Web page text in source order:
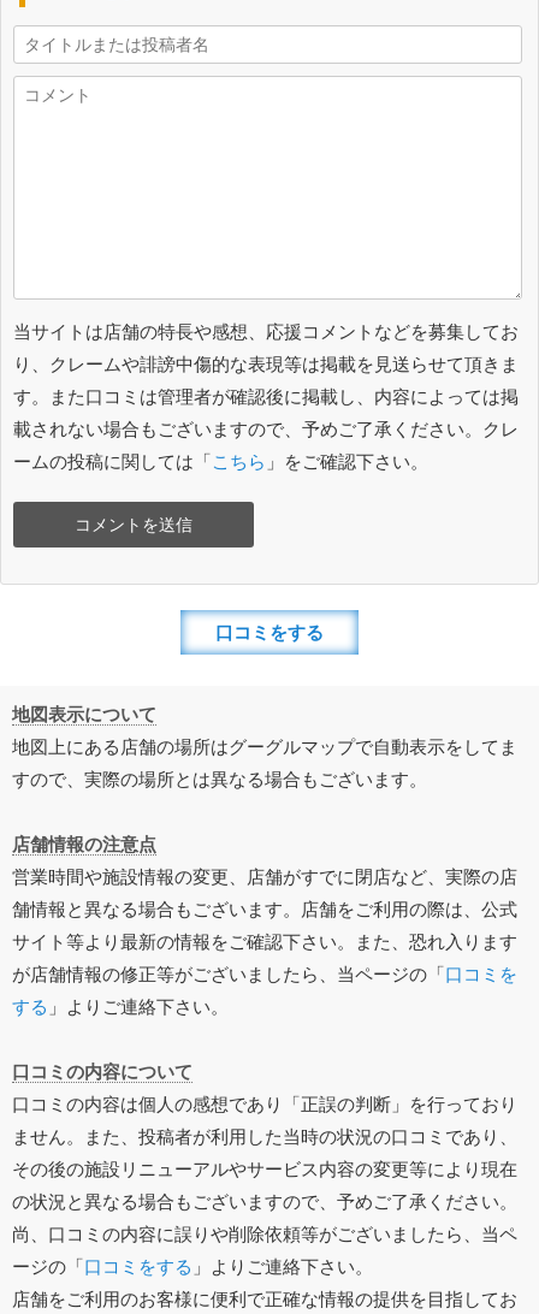
当サイトは店舗の特長や感想、応援コメントなどを募集してお
り、クレームや誹謗中傷的な表現等は掲載を見送らせて頂きま
す。また口コミは管理者が確認後に掲載し、内容によっては掲
載されない場合もございますので、予めご了承ください。クレ
ームの投稿に関しては「こちら 」をご確認下さい。
口コミをする
地図表示について
地図上にある店舗の場所はグーグルマップで自動表示をしてま
すので、実際の場所とは異なる場合もございます。
店舗情報の注意点
営業時間や施設情報の変更、店舗がすでに閉店など、実際の店
舗情報と異なる場合もございます。店舗をご利用の際は、公式
サイト等より最新の情報をご確認下さい。また、恐れ入ります
が店舗情報の修正等がございましたら、当ページの「口コミを
する 」よりご連絡下さい。
口コミの内容について
口コミの内容は個人の感想であり「正誤の判断」を行っており
ません。また、投稿者が利用した当時の状況の口コミであり、
その後の施設リニューアルやサービス内容の変更等により現在
の状況と異なる場合もございますので、予めご了承ください。
尚、口コミの内容に誤りや削除依頼等がございましたら、当ペ
ージの「口コミをする 」よりご連絡下さい。
店舗をご利用のお客様に便利で正確な情報の提供を目指してお